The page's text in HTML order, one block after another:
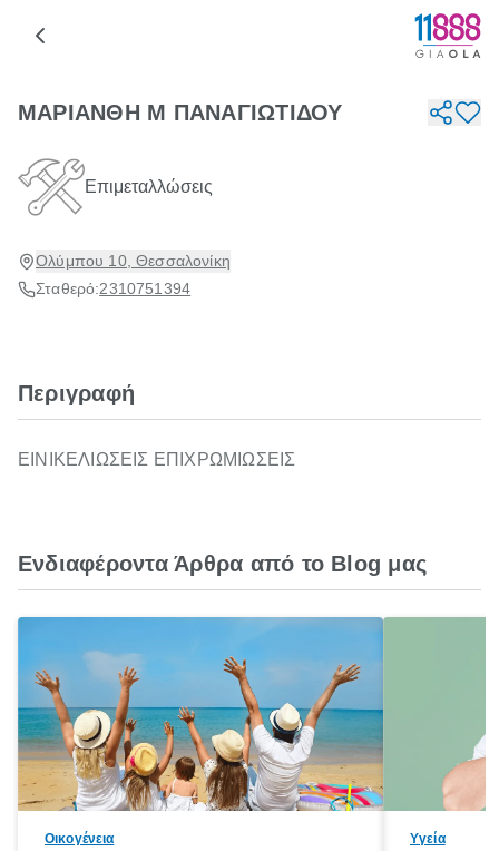
ΜΑΡΙΑΝΘΗ Μ ΠΑΝΑΓΙΩΤΙΔΟΥ
Επιμεταλλώσεις
Ολύμπου 10, Θεσσαλονίκη
Σταθερό:2310751394
Περιγραφή
ΕΙΝΙΚΕΛΙΩΣΕΙΣ ΕΠΙΧΡΩΜΙΩΣΕΙΣ
Ενδιαφέροντα Άρθρα από το Blog μας
Οικογένεια Υγεία